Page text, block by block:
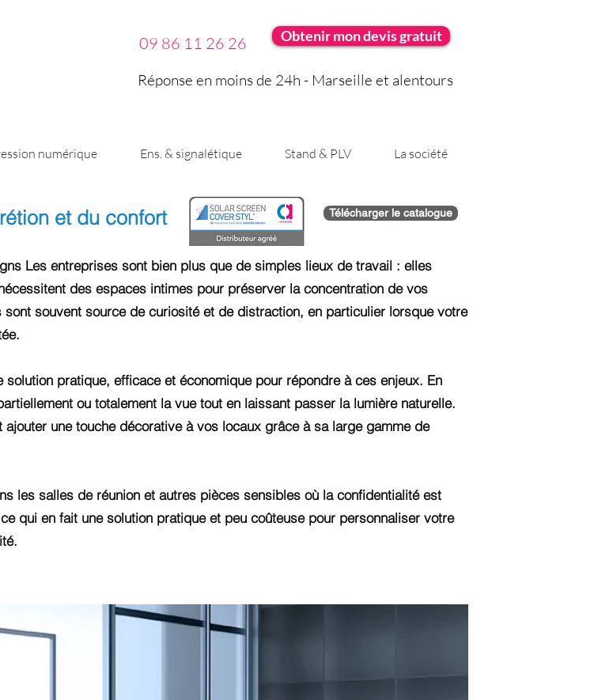
09 86 11 26 26 Obtenir mon devis gratuit
Réponse en moins de 24h - Marseille et alentours
numérique Ens. & signalétique Stand & PLV La société
et du confort
Les entreprises sont bien plus que de simples lieux de travail : elles
des espaces intimes pour préserver la concentration de vos
souvent source de curiosité et de distraction, en particulier lorsque votre
pratique, efficace et économique pour répondre à ces enjeux. En
ou totalement la vue tout en laissant passer la lumière naturelle.
une touche décorative à vos locaux grâce à sa large gamme de
les salles de réunion et autres pièces sensibles où la confidentialité est
qui en fait une solution pratique et peu coûteuse pour personnaliser votre
Télécharger le catalogue